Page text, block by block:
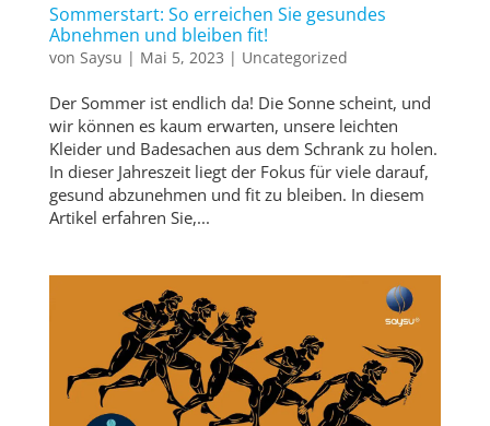
Sommerstart: So erreichen Sie gesundes
Abnehmen und bleiben fit!
von Saysu | Mai 5, 2023 | Uncategorized
Der Sommer ist endlich da! Die Sonne scheint, und
wir können es kaum erwarten, unsere leichten
Kleider und Badesachen aus dem Schrank zu holen.
In dieser Jahreszeit liegt der Fokus für viele darauf,
gesund abzunehmen und fit zu bleiben. In diesem
Artikel erfahren Sie,...